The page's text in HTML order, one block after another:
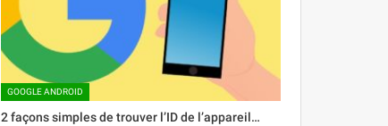
GOOGLE ANDROID
2 façons simples de trouver l’ID de l’appareil…